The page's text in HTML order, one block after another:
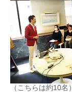
（こちらは約10名）